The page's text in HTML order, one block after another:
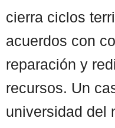
cierra ciclos
acuerdos con
reparación y
recursos. Un
universidad del